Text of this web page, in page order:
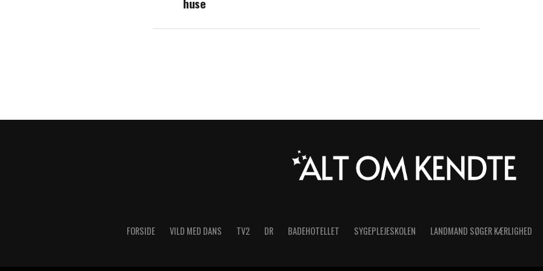
huse
FORSIDE VILD MED DANS TV2 DR BADEHOTELLET SYGEPLEJESKOLEN LANDMAND SØGER KÆRLIGHED